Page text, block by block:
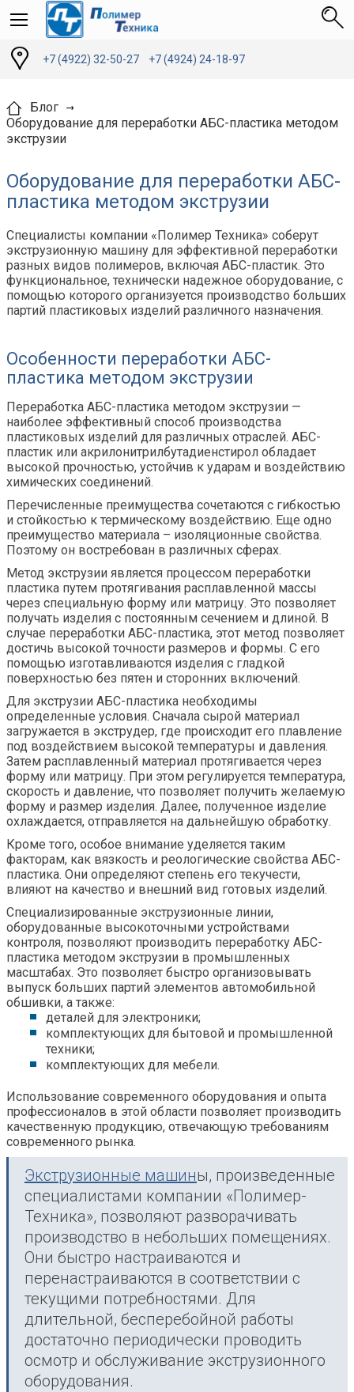
+7 (4922) 32-50-27 +7 (4924) 24-18-97
Блог
Оборудование для переработки АБС-пластика методом
экструзии
Оборудование для переработки АБС-
пластика методом экструзии
Специалисты компании «Полимер Техника» соберут
экструзионную машину для эффективной переработки
разных видов полимеров, включая АБС-пластик. Это
функциональное, технически надежное оборудование, с
помощью которого организуется производство больших
партий пластиковых изделий различного назначения.
Особенности переработки АБС-
пластика методом экструзии
Переработка АБС-пластика методом экструзии —
наиболее эффективный способ производства
пластиковых изделий для различных отраслей. АБС-
пластик или акрилонитрилбутадиенстирол обладает
высокой прочностью, устойчив к ударам и воздействию
химических соединений.
Перечисленные преимущества сочетаются с гибкостью
и стойкостью к термическому воздействию. Еще одно
преимущество материала – изоляционные свойства.
Поэтому он востребован в различных сферах.
Метод экструзии является процессом переработки
пластика путем протягивания расплавленной массы
через специальную форму или матрицу. Это позволяет
получать изделия с постоянным сечением и длиной. В
случае переработки АБС-пластика, этот метод позволяет
достичь высокой точности размеров и формы. С его
помощью изготавливаются изделия с гладкой
поверхностью без пятен и сторонних включений.
Для экструзии АБС-пластика необходимы
определенные условия. Сначала сырой материал
загружается в экструдер, где происходит его плавление
под воздействием высокой температуры и давления.
Затем расплавленный материал протягивается через
форму или матрицу. При этом регулируется температура,
скорость и давление, что позволяет получить желаемую
форму и размер изделия. Далее, полученное изделие
охлаждается, отправляется на дальнейшую обработку.
Кроме того, особое внимание уделяется таким
факторам, как вязкость и реологические свойства АБС-
пластика. Они определяют степень его текучести,
влияют на качество и внешний вид готовых изделий.
Специализированные экструзионные линии,
оборудованные высокоточными устройствами
контроля, позволяют производить переработку АБС-
пластика методом экструзии в промышленных
масштабах. Это позволяет быстро организовывать
выпуск больших партий элементов автомобильной
обшивки, а также:
деталей для электроники;
комплектующих для бытовой и промышленной
техники;
комплектующих для мебели.
Использование современного оборудования и опыта
профессионалов в этой области позволяет производить
качественную продукцию, отвечающую требованиям
современного рынка.
Экструзионные машины, произведенные
специалистами компании «Полимер-
Техника», позволяют разворачивать
производство в небольших помещениях.
Они быстро настраиваются и
перенастраиваются в соответствии с
текущими потребностями. Для
длительной, бесперебойной работы
достаточно периодически проводить
осмотр и обслуживание экструзионного
оборудования.